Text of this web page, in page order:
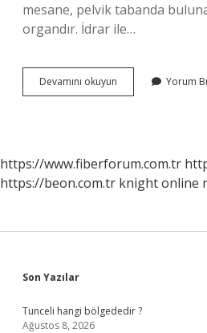
mesane, pelvik tabanda
organdır. İdrar ile…
Devamını okuyun
Hangi
Yorum
https://www.fiberforum.com.tr
https://beon.com.tr knight online
Sidebar
Son Yazılar
Tunceli hangi bölgededir ?
Ağustos 8, 2026